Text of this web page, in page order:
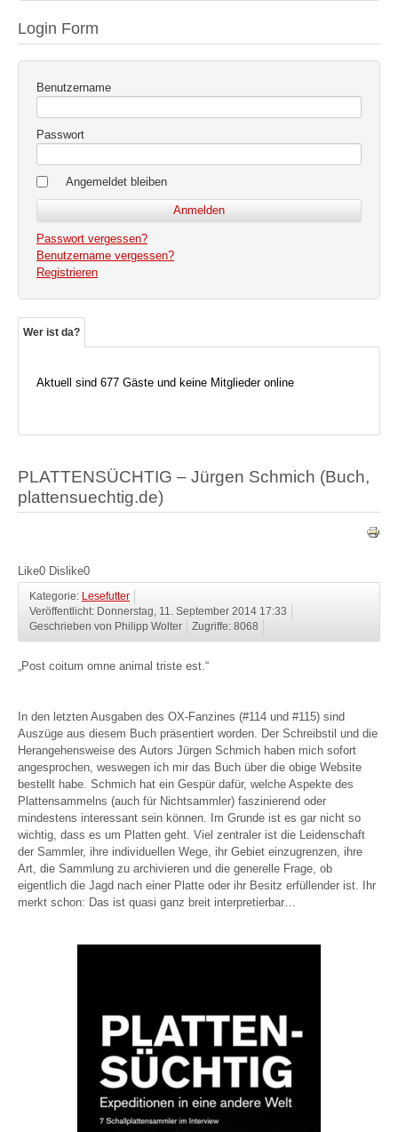
Login Form
Benutzername
Passwort
Angemeldet bleiben
Passwort vergessen?
Benutzername vergessen?
Registrieren
Wer ist da?
Aktuell sind 677 Gäste und keine Mitglieder online
PLATTENSÜCHTIG – Jürgen Schmich (Buch,
plattensuechtig.de)
Like0 Dislike0
Kategorie:
Lesefutter
Veröffentlicht: Donnerstag, 11. September 2014 17:33
Geschrieben von Philipp Wolter
Zugriffe: 8068
„Post coitum omne animal triste est.“
In den letzten Ausgaben des OX-Fanzines (#114 und #115) sind
Auszüge aus diesem Buch präsentiert worden. Der Schreibstil und die
Herangehensweise des Autors Jürgen Schmich haben mich sofort
angesprochen, weswegen ich mir das Buch über die obige Website
bestellt habe. Schmich hat ein Gespür dafür, welche Aspekte des
Plattensammelns (auch für Nichtsammler) faszinierend oder
mindestens interessant sein können. Im Grunde ist es gar nicht so
wichtig, dass es um Platten geht. Viel zentraler ist die Leidenschaft
der Sammler, ihre individuellen Wege, ihr Gebiet einzugrenzen, ihre
Art, die Sammlung zu archivieren und die generelle Frage, ob
eigentlich die Jagd nach einer Platte oder ihr Besitz erfüllender ist. Ihr
merkt schon: Das ist quasi ganz breit interpretierbar…